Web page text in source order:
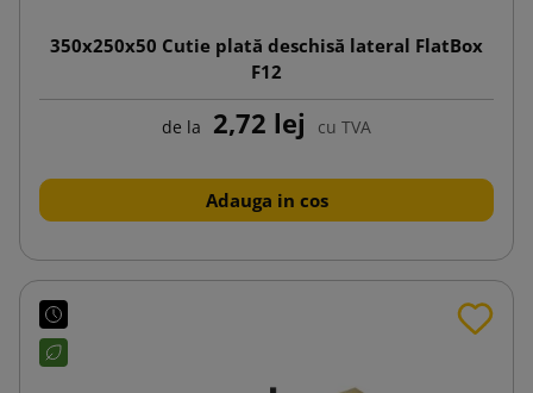
350x250x50 Cutie plată deschisă lateral FlatBox
F12
de la 2,72 lej cu TVA
Adauga in cos